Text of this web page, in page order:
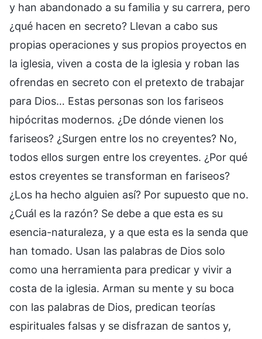
y han abandonado a su familia y su carrera, pero
¿qué hacen en secreto? Llevan a cabo sus
propias operaciones y sus propios proyectos en
la iglesia, viven a costa de la iglesia y roban las
ofrendas en secreto con el pretexto de trabajar
para Dios… Estas personas son los fariseos
hipócritas modernos. ¿De dónde vienen los
fariseos? ¿Surgen entre los no creyentes? No,
todos ellos surgen entre los creyentes. ¿Por qué
estos creyentes se transforman en fariseos?
¿Los ha hecho alguien así? Por supuesto que no.
¿Cuál es la razón? Se debe a que esta es su
esencia-naturaleza, y a que esta es la senda que
han tomado. Usan las palabras de Dios solo
como una herramienta para predicar y vivir a
costa de la iglesia. Arman su mente y su boca
con las palabras de Dios, predican teorías
espirituales falsas y se disfrazan de santos y,